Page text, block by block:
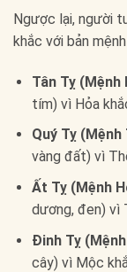
Ngược lại, người
khắc với bản
Tân Tỵ (Mệnh
tím) vì Hỏa
Quý Tỵ (Mệnh
vàng đất) vì
Ất Tỵ (Mệnh
dương, đen) vì
Đinh Tỵ
cây) vì Mộc